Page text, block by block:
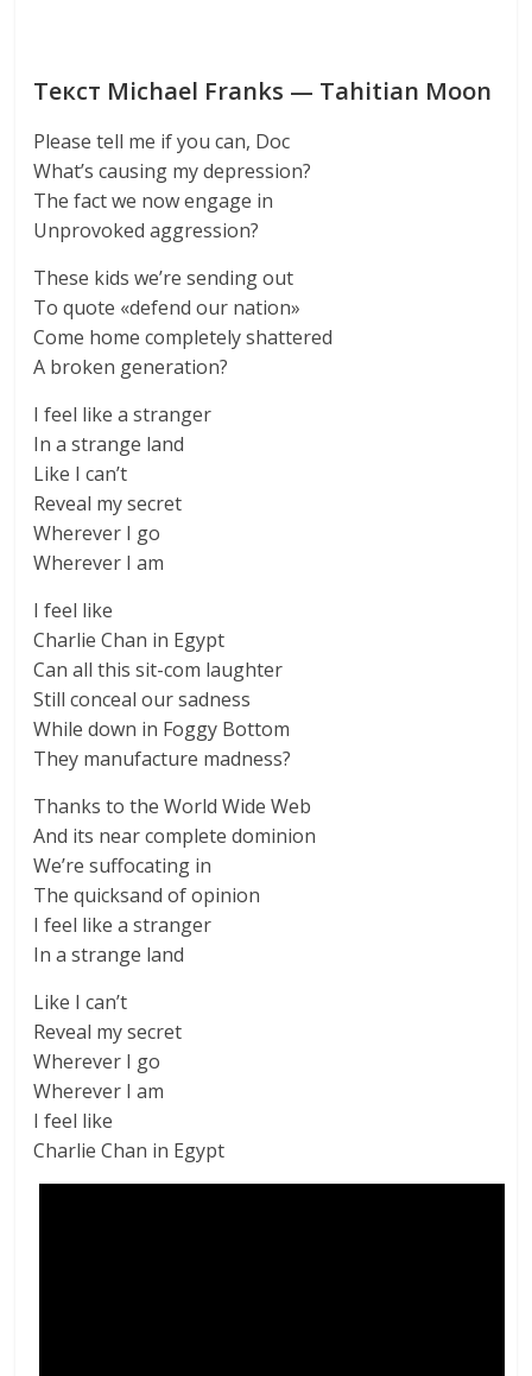
Текст Michael Franks — Tahitian Moon
Please tell me if you can, Doc
What’s causing my depression?
The fact we now engage in
Unprovoked aggression?
These kids we’re sending out
To quote «defend our nation»
Come home completely shattered
A broken generation?
I feel like a stranger
In a strange land
Like I can’t
Reveal my secret
Wherever I go
Wherever I am
I feel like
Charlie Chan in Egypt
Can all this sit-com laughter
Still conceal our sadness
While down in Foggy Bottom
They manufacture madness?
Thanks to the World Wide Web
And its near complete dominion
We’re suffocating in
The quicksand of opinion
I feel like a stranger
In a strange land
Like I can’t
Reveal my secret
Wherever I go
Wherever I am
I feel like
Charlie Chan in Egypt